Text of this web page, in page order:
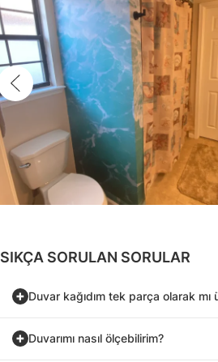
SIKÇA SORULAN SORULAR
Duvar kağıdım tek parça olarak mı
Duvarımı nasıl ölçebilirim?